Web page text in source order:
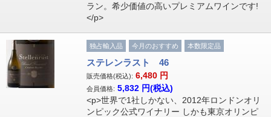
ラン。希少価値の高いプレミアムワインです!
</p>
独占輸入品 今月のおすすめ 本数限定品
ステレンラスト 46
販売価格(税込): 6,480 円
会員価格: 5,832 円(税込)
<p>世界で1社しかない、2012年ロンドンオリ
ンピック公式ワイナリー しかも東京オリンピ